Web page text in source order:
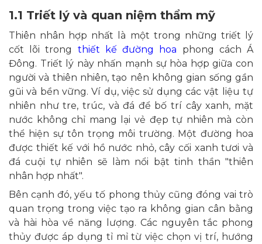
1.1 Triết lý và quan niệm thẩm mỹ
Thiên nhân hợp nhất là một trong những triết lý
cốt lõi trong thiết kế đường hoa phong cách Á
Đông. Triết lý này nhấn mạnh sự hòa hợp giữa con
người và thiên nhiên, tạo nên không gian sống gần
gũi và bền vững. Ví dụ, việc sử dụng các vật liệu tự
nhiên như tre, trúc, và đá để bố trí cây xanh, mặt
nước không chỉ mang lại vẻ đẹp tự nhiên mà còn
thể hiện sự tôn trọng môi trường. Một đường hoa
được thiết kế với hồ nước nhỏ, cây cối xanh tươi và
đá cuội tự nhiên sẽ làm nổi bật tinh thần "thiên
nhân hợp nhất".
Bên cạnh đó, yếu tố phong thủy cũng đóng vai trò
quan trọng trong việc tạo ra không gian cân bằng
và hài hòa về năng lượng. Các nguyên tắc phong
thủy được áp dụng tỉ mỉ từ việc chọn vị trí, hướng